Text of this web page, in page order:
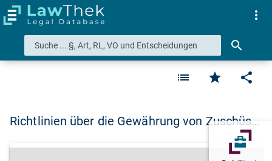
search
more_vert
list star share
Richtlinien über die Gewährung von Zuschüs…